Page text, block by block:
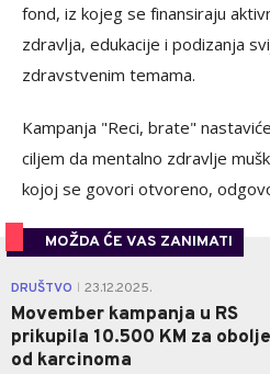
fond, iz kojeg se finansiraju
zdravlja, edukacije i podizanja
zdravstvenim temama.
Kampanja "Reci, brate"
ciljem da mentalno zdravlje
kojoj se govori otvoreno,
MOŽDA ĆE VAS ZANIMATI
DRUŠTVO 23.12.2025.
Movember kampanja u RS
prikupila 10.500 KM za
od karcinoma